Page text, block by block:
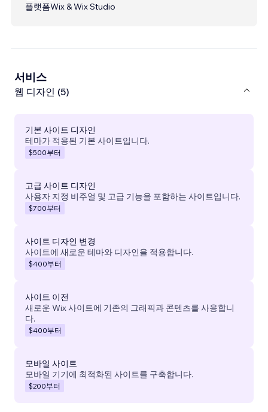
플랫폼Wix & Wix Studio
서비스
웹 디자인 (5)
기본 사이트 디자인
테마가 적용된 기본 사이트입니다.
$500부터
고급 사이트 디자인
사용자 지정 비주얼 및 고급 기능을 포함하는 사이트입니다.
$700부터
사이트 디자인 변경
사이트에 새로운 테마와 디자인을 적용합니다.
$400부터
사이트 이전
새로운 Wix 사이트에 기존의 그래픽과 콘텐츠를 사용합니
다.
$400부터
모바일 사이트
모바일 기기에 최적화된 사이트를 구축합니다.
$200부터